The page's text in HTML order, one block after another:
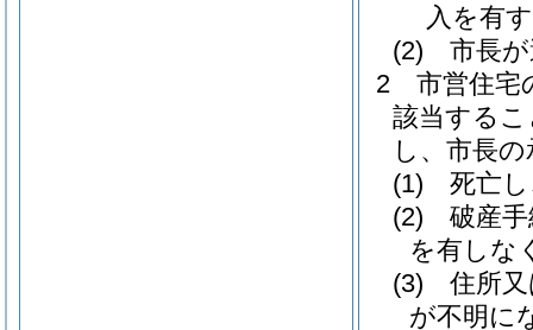
入を有
(2)
市長
2
市営住宅
該当する
し、市長
(1)
死亡
(2)
破産
を有しな
(3)
住所
が不明に